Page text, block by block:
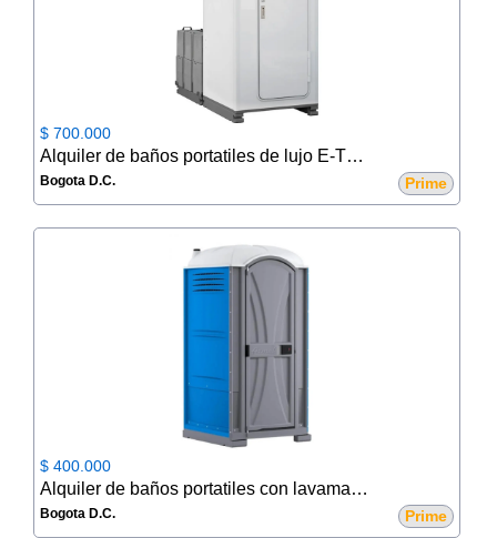
$ 700.000
Alquiler de baños portatiles de lujo E-TOP (VIP)
Bogota D.C. Prime
$ 400.000
Alquiler de baños portatiles con lavamanos TOPLINE
Bogota D.C. Prime